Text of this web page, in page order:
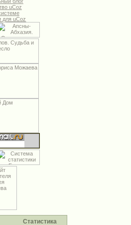
uCoz
для uCoz
Статистика